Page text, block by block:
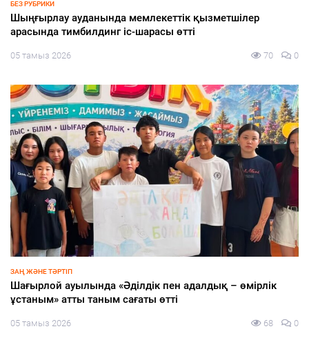
0
0
ҚҰРЫЛТАЙ-2026
«Сайлау-2026: жаңа саяси конфигурациядағы
тақырыбында «КИСИ GPS: Gylym. Pikir. Sayasat»
БІЛІМ
«Мектепке жол» акциясы аясында әлеуметтік қолдау